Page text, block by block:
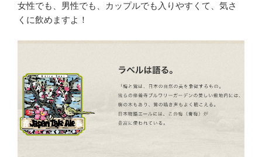
女性でも、男性でも、カップルでも入りやすくて、気さ
くに飲めますよ！